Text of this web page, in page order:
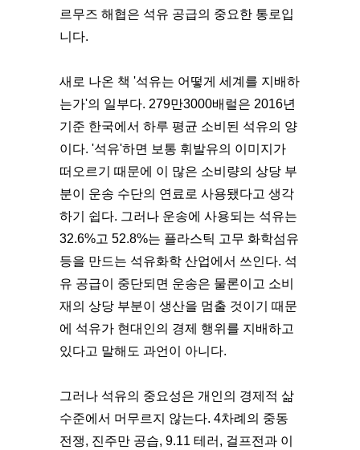
르무즈 해협은 석유 공급의 중요한 통로입
니다.
새로 나온 책 '석유는 어떻게 세계를 지배하
는가'의 일부다. 279만3000배럴은 2016년
기준 한국에서 하루 평균 소비된 석유의 양
이다. '석유'하면 보통 휘발유의 이미지가
떠오르기 때문에 이 많은 소비량의 상당 부
분이 운송 수단의 연료로 사용됐다고 생각
하기 쉽다. 그러나 운송에 사용되는 석유는
32.6%고 52.8%는 플라스틱 고무 화학섬유
등을 만드는 석유화학 산업에서 쓰인다. 석
유 공급이 중단되면 운송은 물론이고 소비
재의 상당 부분이 생산을 멈출 것이기 때문
에 석유가 현대인의 경제 행위를 지배하고
있다고 말해도 과언이 아니다.
그러나 석유의 중요성은 개인의 경제적 삶
수준에서 머무르지 않는다. 4차례의 중동
전쟁, 진주만 공습, 9.11 테러, 걸프전과 이